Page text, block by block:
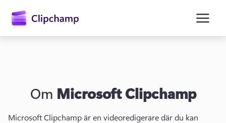
huvudinnehåll
Om Microsoft Clipchamp
Microsoft Clipchamp är en videoredigerare där du kan